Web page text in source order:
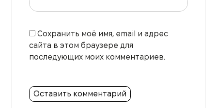
Сохранить моё имя, email и адрес
сайта в этом браузере для
последующих моих комментариев.